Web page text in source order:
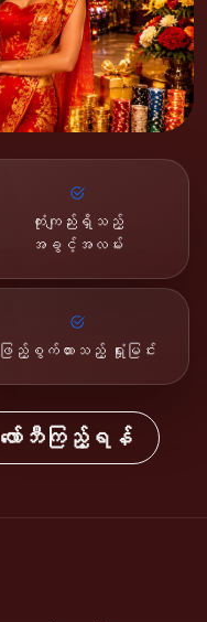
ကုံးကျည်းရှိသည့်
အခွင့်အလမ်း
ဖြည့်စွက်ထားသည့် ရှုံးမြင်း
လော်ဘီကြည့်ရန်